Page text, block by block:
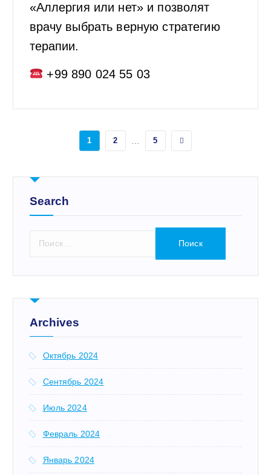
«Аллергия или нет» и позволят
врачу выбрать верную стратегию
терапии.
+99 890 024 55 03
1 2 5
Search
т
:
Archives
Октябрь 2024
Сентябрь 2024
Июль 2024
Февраль 2024
Январь 2024